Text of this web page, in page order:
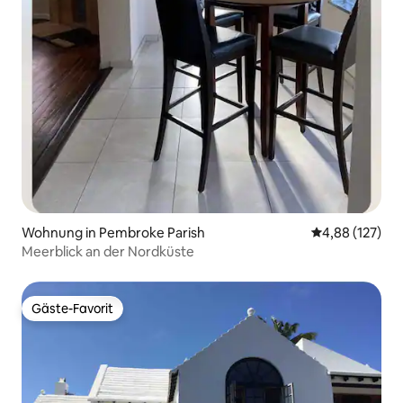
Wohnung in Pembroke Parish
4,88 (127)
Meerblick an der Nordküste
Gäste-Favorit
Gäste-Favorit